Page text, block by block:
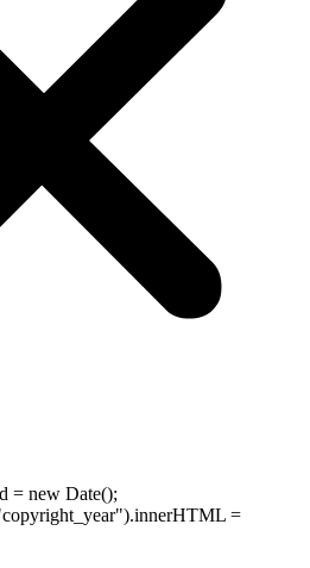
= new Date();
=